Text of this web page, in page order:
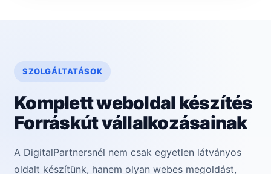
SZOLGÁLTATÁSOK
Komplett weboldal készítés
Forráskút vállalkozásainak
A DigitalPartnersnél nem csak egyetlen látványos
oldalt készítünk, hanem olyan webes megoldást,